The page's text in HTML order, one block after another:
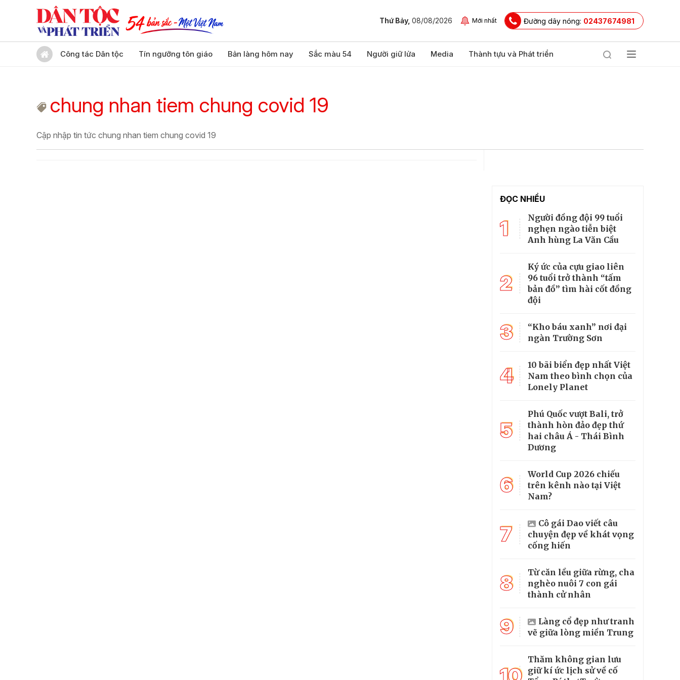
Thứ Bảy, 08/08/2026 Mới nhất Đường dây nóng: 02437674981
Công tác Dân tộc Tín ngưỡng tôn giáo Bản làng hôm nay Sắc màu 54 Người giữ lửa Media Thành tựu và Phát triển
chung nhan tiem chung covid 19
Cập nhập tin tức chung nhan tiem chung covid 19
ĐỌC NHIỀU
1
Người đồng đội 99 tuổi
nghẹn ngào tiễn biệt
Anh hùng La Văn Cầu
2
Ký ức của cựu giao liên
96 tuổi trở thành “tấm
bản đồ” tìm hài cốt đồng
đội
3
“Kho báu xanh” nơi đại
ngàn Trường Sơn
4
10 bãi biển đẹp nhất Việt
Nam theo bình chọn của
Lonely Planet
5
Phú Quốc vượt Bali, trở
thành hòn đảo đẹp thứ
hai châu Á - Thái Bình
Dương
6
World Cup 2026 chiếu
trên kênh nào tại Việt
Nam?
7
Cô gái Dao viết câu
chuyện đẹp về khát vọng
cống hiến
8
Từ căn lều giữa rừng, cha
nghèo nuôi 7 con gái
thành cử nhân
9
Làng cổ đẹp như tranh
vẽ giữa lòng miền Trung
Thăm không gian lưu
giữ kí ức lịch sử về cố